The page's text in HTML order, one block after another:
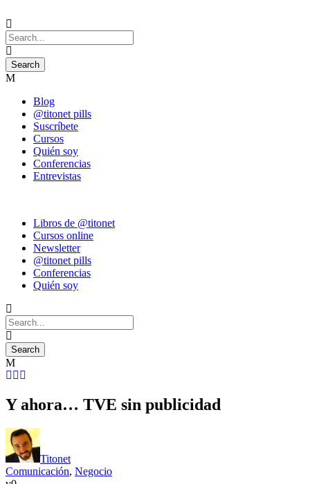
Blog
@titonet pills
Suscríbete
Cursos
Quién soy
Conferencias
Entrevistas
Libros de @titonet
Cursos online
Newsletter
@titonet pills
Conferencias
Quién soy
Y ahora… TVE sin publicidad
Titonet
Comunicación, Negocio